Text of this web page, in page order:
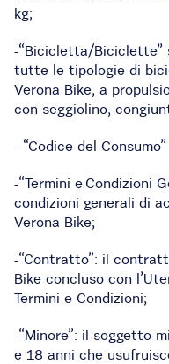
kg;
-“Bicicletta/Biciclette”
tutte le tipologie di
Verona Bike, a
con seggiolino,
- “Codice del
-“Termini e Condizioni
condizioni generali di
Verona Bike;
-“Contratto”: il
Bike concluso con
Termini e Condizioni;
-“Minore”: il soggetto
e 18 anni che